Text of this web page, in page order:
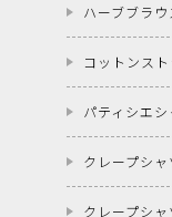
ハーブブラウ
コットンス
パティシエシ
クレープシャ
クレープシ